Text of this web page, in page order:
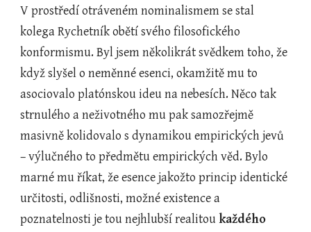
V prostředí otráveném nominalismem se stal
kolega Rychetník obětí svého filosofického
konformismu. Byl jsem několikrát svědkem toho, že
když slyšel o neměnné esenci, okamžitě mu to
asociovalo platónskou ideu na nebesích. Něco tak
strnulého a neživotného mu pak samozřejmě
masivně kolidovalo s dynamikou empirických jevů
– výlučného to předmětu empirických věd. Bylo
marné mu říkat, že esence jakožto princip identické
určitosti, odlišnosti, možné existence a
poznatelnosti je tou nejhlubší realitou každého